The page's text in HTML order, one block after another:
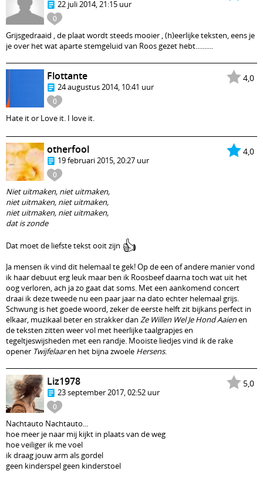
0
22 juli 2014, 21:15 uur
Grijsgedraaid , de plaat wordt steeds mooier , (h)eerlijke teksten, eens je
je over het wat aparte stemgeluid van Roos gezet hebt..........
4,0
0
Flottante
24 augustus 2014, 10:41 uur
Hate it or Love it. I love it.
4,0
0
otherfool
19 februari 2015, 20:27 uur
Niet uitmaken, niet uitmaken,
niet uitmaken, niet uitmaken,
niet uitmaken, niet uitmaken,
dat is zonde
Dat moet de liefste tekst ooit zijn 👍
Ja mensen ik vind dit helemaal te gek! Op de een of andere manier vond
ik haar debuut erg leuk maar ben ik Roosbeef daarna toch wat uit het
oog verloren, ach ja zo gaat dat soms. Met een aankomend concert
draai ik deze tweede nu een paar jaar na dato echter helemaal grijs.
Schwung is het goede woord, zeker de eerste helft zit bijkans perfect in
elkaar, muzikaal beter en strakker dan Ze Willen Wel Je Hond Aaienen
de teksten zitten weer vol met heerlijke taalgrapjes en
tegeltjeswijsheden met een randje. Mooiste liedjes vind ik de rake
opener Twijfelaaren het bijna zwoele Hersens.
5,0
0
Liz1978
23 september 2017, 02:52 uur
Nachtauto Nachtauto...
hoe meer je naar mij kijkt in plaats van de weg
hoe veiliger ik me voel
ik draag jouw arm als gordel
geen kinderspel geen kinderstoel